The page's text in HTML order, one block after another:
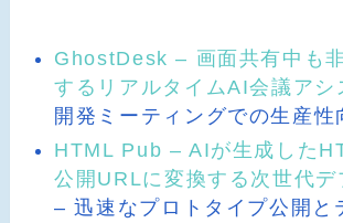
GhostDesk – 画面共有中も
するリアルタイムAI会議アシ
開発ミーティングでの生産性
HTML Pub – AIが生成した
公開URLに変換する次世代デ
– 迅速なプロトタイプ公開と